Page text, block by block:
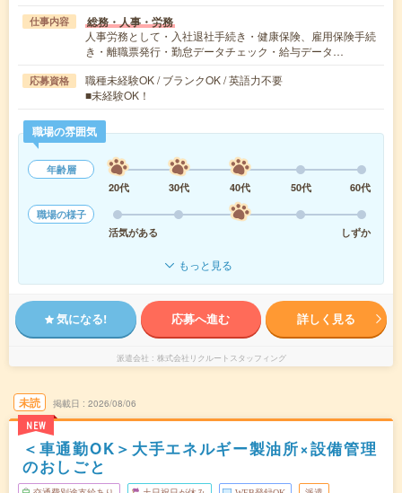
仕事内容 総務・人事・労務
人事労務として・入社退社手続き・健康保険、雇用保険手続
き・離職票発行・勤怠データチェック・給与データ…
応募資格
職種未経験OK / ブランクOK / 英語力不要
■未経験OK！
職場の雰囲気
年齢層
20代
30代 40代 50代
60代
職場の様子
活気がある
しずか
もっと見る
気になる! 応募へ進む 詳しく見る
派遣会社 株式会社リクルートスタッフィング
未読
NEW
掲載日 2026/08/06
＜車通勤OK＞大手エネルギー製油所×設備管理
のおしごと